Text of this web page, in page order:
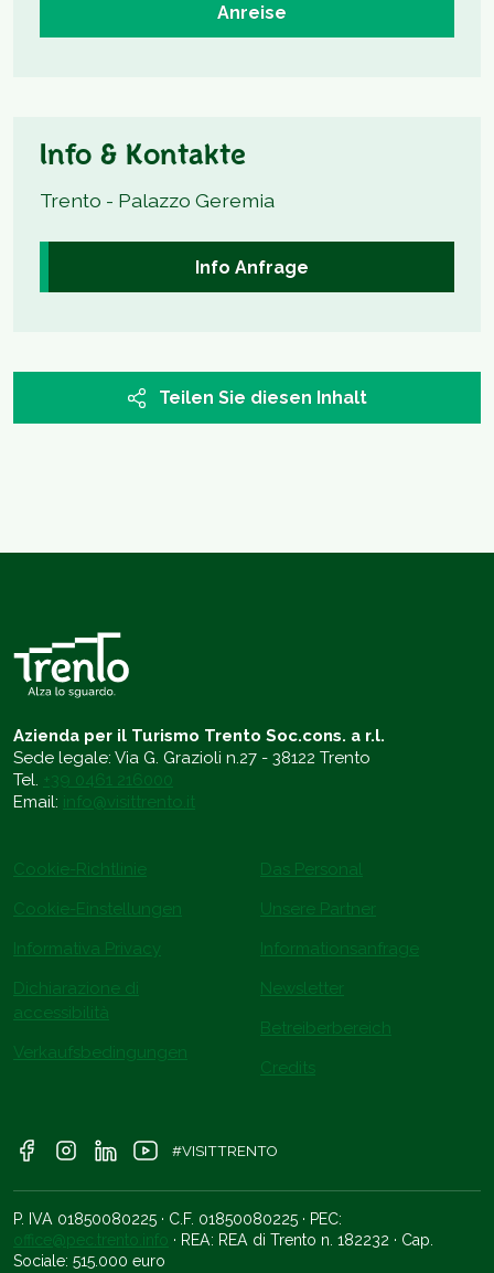
Anreise
Info & Kontakte
Trento - Palazzo Geremia
Info Anfrage
Teilen Sie diesen Inhalt
Azienda per il Turismo Trento Soc.cons. a r.l.
Sede legale: Via G. Grazioli n.27 - 38122 Trento
Tel. +39 0461 216000
Email: info@visittrento.it
Cookie-Richtlinie
Cookie-Einstellungen
Informativa Privacy
Dichiarazione di
accessibilità
Verkaufsbedingungen
Das Personal
Unsere Partner
Informationsanfrage
Newsletter
Betreiberbereich
Credits
#VISITTRENTO
P. IVA 01850080225 · C.F. 01850080225 · PEC:
office@pec.trento.info · REA: REA di Trento n. 182232 · Cap.
Sociale: 515.000 euro